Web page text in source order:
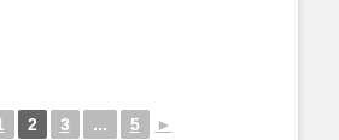
2 3 ... 5 ►